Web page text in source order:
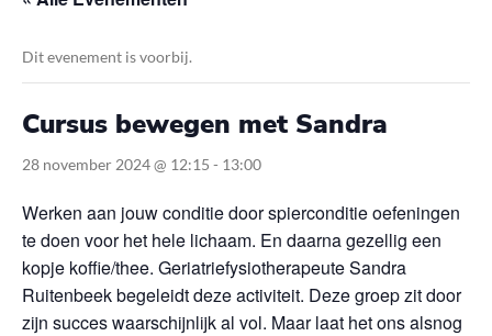
Dit evenement is voorbij.
Cursus bewegen met Sandra
28 november 2024 @ 12:15 - 13:00
Werken aan jouw conditie door spierconditie oefeningen
te doen voor het hele lichaam. En daarna gezellig een
kopje koffie/thee. Geriatriefysiotherapeute Sandra
Ruitenbeek begeleidt deze activiteit. Deze groep zit door
zijn succeswaarschijnlijk al vol. Maar laat het ons alsnog